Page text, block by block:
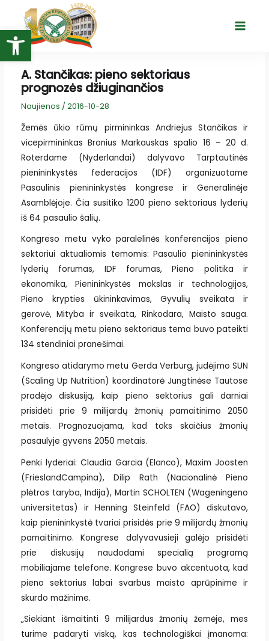
Open toolbar
turinio
Main
A. Stančikas: pieno sektoriaus
prognozės džiuginančios
Naujienos / 2016-10-28
Žemės ūkio rūmų pirmininkas Andriejus Stančikas ir
vicepirmininkas Bronius Markauskas spalio 16 – 20 d.
Roterdame (Nyderlandai) dalyvavo Tarptautinės
pienininkystės federacijos (IDF) organizuotame
Pasaulinis pienininkystės kongrese ir Generalinėje
Asamblėjoje. Čia susitiko 1200 pieno sektoriaus lyderių
iš 64 pasaulio šalių.
Kongreso metu vyko paralelinės konferencijos pieno
sektoriui aktualiomis temomis: Pasaulio pienininkystės
lyderių forumas, IDF forumas, Pieno politika ir
ekonomika, Pienininkystės mokslas ir technologijos,
Pieno krypties ūkininkavimas, Gyvulių sveikata ir
gerovė, Mityba ir sveikata, Rinkodara, Maisto sauga.
Konferencijų metu pieno sektoriaus tema buvo pateikti
134 stendiniai pranešimai.
Kongreso atidarymo metu Gerda Verburg, judėjimo SUN
(Scaling Up Nutrition) koordinatorė Jungtinėse Tautose
pradėjo diskusiją, kaip pieno sektorius gali darniai
prisidėti prie 9 milijardų žmonių pamaitinimo 2050
metais. Prognozuojama, kad toks skaičius žmonių
pasaulyje gyvens 2050 metais.
Penki lyderiai: Claudia Garcia (Elanco), Maxim Joosten
(FrieslandCampina), Dilip Rath (Nacionalinė Pieno
plėtros taryba, Indija), Martin SCHOLTEN (Wageningeno
universitetas) ir Henning Steinfeld (FAO) diskutavo,
kaip pienininkystė tvariai prisidės prie 9 milijardų žmonių
pamaitinimo. Kongrese dalyvavusieji galėjo prisidėti
prie diskusijų naudodami specialią programą
mobiliajame telefone.Kongrese buvo akcentuota, kad
pieno sektorius labai svarbus maisto aprūpinime ir
skurdo mažinime.
„Siekiant išmaitinti 9 milijardus žmonių žemėje, mes
turime padaryti viską, kas technologiškai įmanoma: